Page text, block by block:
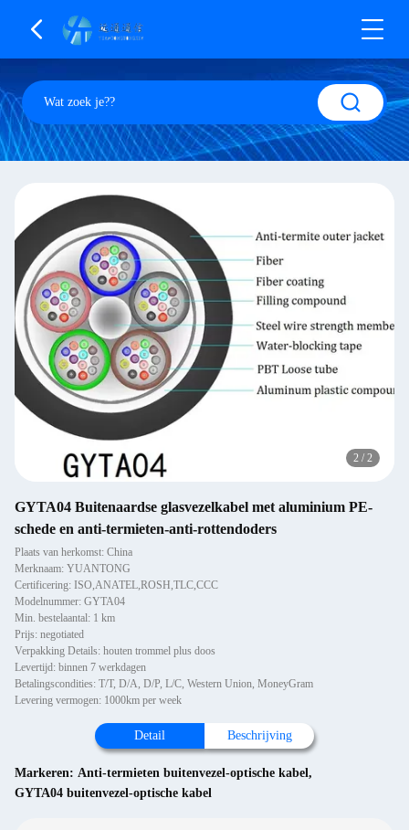
2 / 2
GYTA04 Buitenaardse glasvezelkabel met aluminium PE-
schede en anti-termieten-anti-rottendoders
Plaats van herkomst: China
Merknaam: YUANTONG
Certificering: ISO,ANATEL,ROSH,TLC,CCC
Modelnummer: GYTA04
Min. bestelaantal: 1 km
Prijs: negotiated
Verpakking Details: houten trommel plus doos
Levertijd: binnen 7 werkdagen
Betalingscondities: T/T, D/A, D/P, L/C, Western Union, MoneyGram
Levering vermogen: 1000km per week
Detail Beschrijving
Markeren: Anti-termieten buitenvezel-optische kabel,
GYTA04 buitenvezel-optische kabel